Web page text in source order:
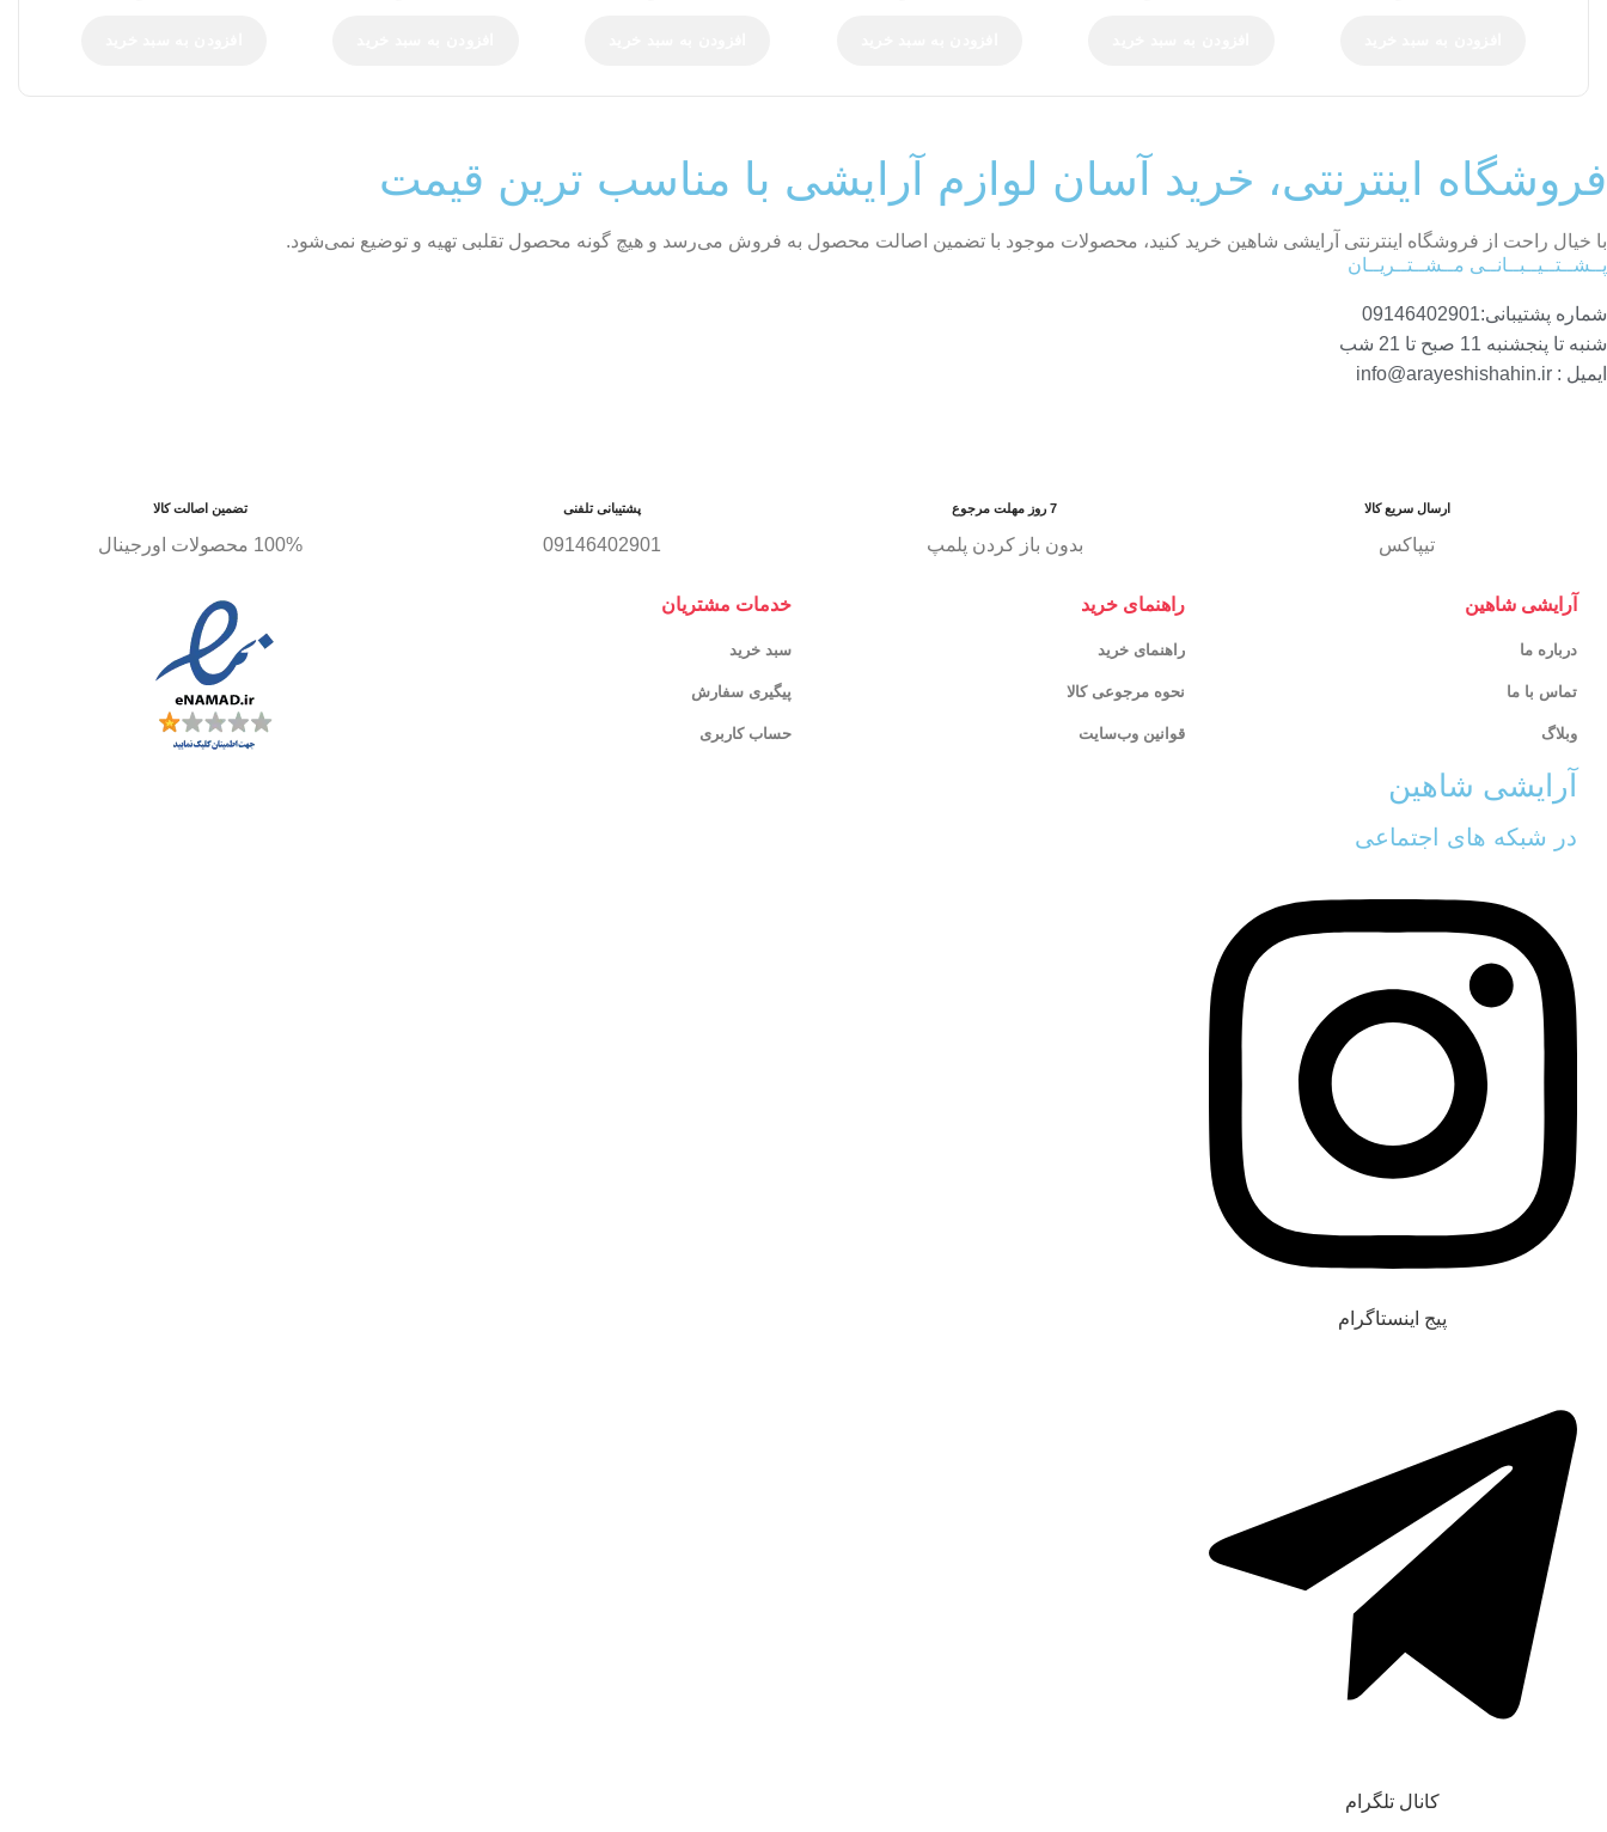
فروشگاه اینترنتی، خرید آسان لوازم آرایشی با مناسب ترین قیمت
با خیال راحت از فروشگاه اینترنتی آرایشی شاهین خرید کنید، محصولات موجود با تضمین اصالت محصول به فروش می‌رسد و هیچ گونه محصول تقلبی تهیه و توضیع نمی‌شود.
پــشــتــیــبــانــی مــشــتــریــان
شماره پشتیبانی:09146402901
شنبه تا پنجشنبه 11 صبح تا 21 شب
ایمیل : info@arayeshishahin.ir
ارسال سریع کالا
تیپاکس
7 روز مهلت مرجوع
بدون باز کردن پلمپ
پشتیبانی تلفنی
09146402901
تضمین اصالت کالا
100% محصولات اورجینال
آرایشی شاهین
درباره ما
تماس با ما
وبلاگ
آرایشی شاهین
در شبکه های اجتماعی
پیج اینستاگرام
کانال تلگرام
راهنمای خرید
راهنمای خرید
نحوه مرجوعی کالا
قوانین وب‌سایت
خدمات مشتریان
سبد خرید
پیگیری سفارش
حساب کاربری